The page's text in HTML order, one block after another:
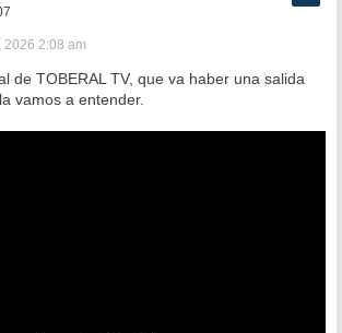
2026 2:08 am
de TOBERAL TV, que va haber una salida
vamos a entender.